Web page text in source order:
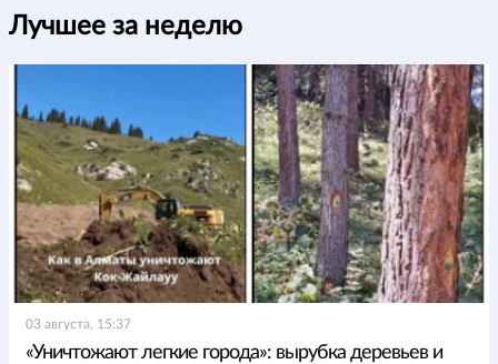
Лучшее за неделю
03 августа, 15:37
«Уничтожают легкие города»: вырубка деревьев и